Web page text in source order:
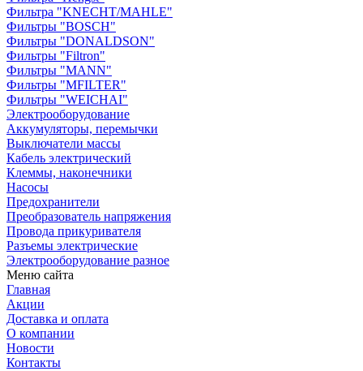
Фильтра "KNECHT/MAHLE"
Фильтры "BOSCH"
Фильтры "DONALDSON"
Фильтры "Filtron"
Фильтры "MANN"
Фильтры "MFILTER"
Фильтры "WEICHAI"
Электрооборудование
Аккумуляторы, перемычки
Выключатели массы
Кабель электрический
Клеммы, наконечники
Насосы
Предохранители
Преобразователь напряжения
Провода прикуривателя
Разъемы электрические
Электрооборудование разное
Меню сайта
Главная
Акции
Доставка и оплата
О компании
Новости
Контакты